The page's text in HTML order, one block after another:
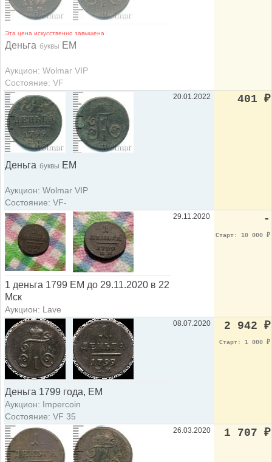
Эта цена искусственно завышена
Деньга буквы ЕМ
Аукцион: Wolmar VIP
Состояние: VF
Деньга буквы ЕМ
Аукцион: Wolmar VIP
Состояние: VF-
20.01.2022 401 ₽
1 деньга 1799 ЕМ до 29.11.2020 в 22
Мск
Аукцион: Lave
29.11.2020 -
Старт: 10 000 ₽
Деньга 1799 года, ЕМ
Аукцион: Impercoin
Состояние: VF 35
08.07.2020 2 942 ₽
Старт: 1 000 ₽
26.03.2020 1 707 ₽